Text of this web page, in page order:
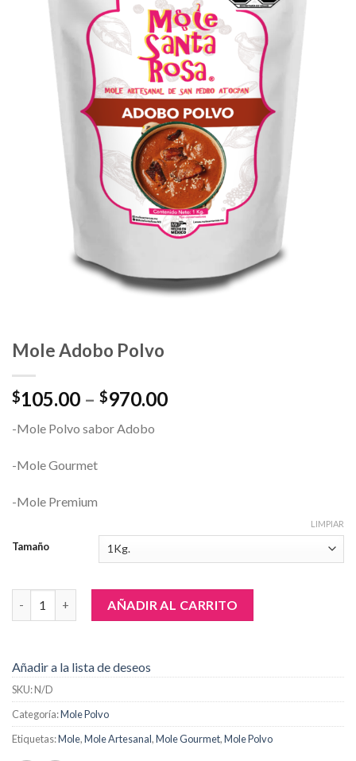
Mole Adobo Polvo
$105.00 – $970.00
-Mole Polvo sabor Adobo
-Mole Gourmet
-Mole Premium
Tamaño
LIMPIAR
Mole Adobo Polvo cantidadAÑADIR AL CARRITO
Añadir a la lista de deseos
SKU:N/D
Categoría:Mole Polvo
Etiquetas:Mole,Mole Artesanal,Mole Gourmet,Mole Polvo